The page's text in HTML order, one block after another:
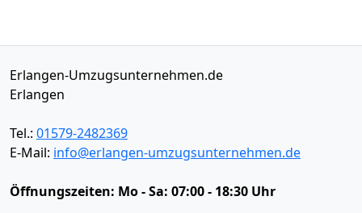
Erlangen-Umzugsunternehmen.de
Erlangen
Tel.: 01579-2482369
E-Mail: info@erlangen-umzugsunternehmen.de
Öffnungszeiten: Mo - Sa: 07:00 - 18:30 Uhr